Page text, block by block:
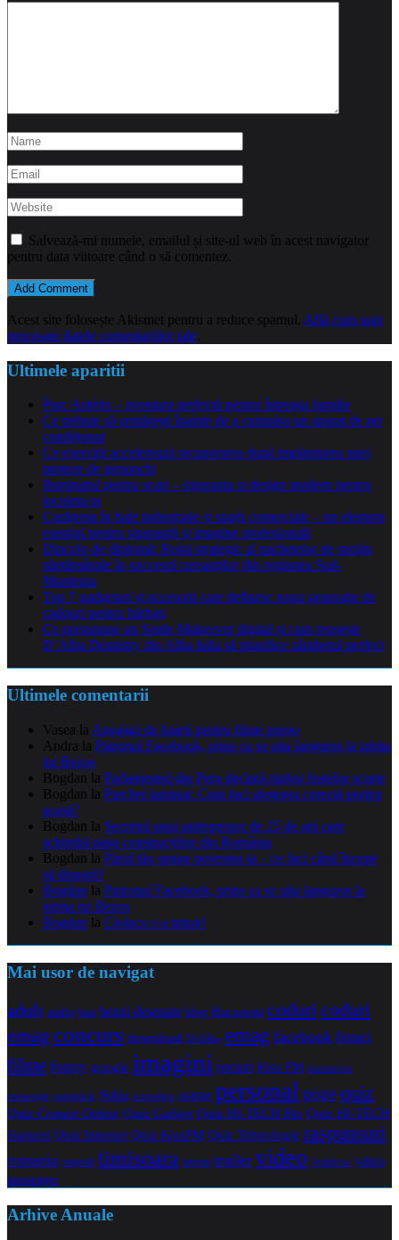
Salvează-mi numele, emailul și site-ul web în acest navigator
pentru data viitoare când o să comentez.
Acest site folosește Akismet pentru a reduce spamul. Află cum sunt
procesate datele comentariilor tale
Ultimele aparitii
Parc Astérix – aventura perfectă pentru întreaga familie
Ce trebuie să urmărești înainte de a cumpăra un aparat de aer
condiționat
Ce exerciții accelerează recuperarea după implantarea unei
proteze de genunchi
Iluminatul pentru scari – siguranta si design modern pentru
locuinta ta
Curățenia în hale industriale și spații comerciale – un element
esențial pentru siguranță și imagine profesională
Dincolo de diplomă: Rolul strategic al pachetelor de sprijin
săptămânale în succesul cursanților din regiunea Sud-
Muntenia
Top 7 gadgeturi și accesorii care definesc noua generație de
cadouri pentru bărbați
Ce presupune un Smile Makeover digital și cum reușește
D’Alba Dentistry din Alba Iulia să planifice zâmbetul perfect
Ultimele comentarii
Vasea la Angajari de baieti pentru filme porno
Andra la Patronul Facebook, prins ca se uita languros la iubita
lui Bezos
Bogdan la Parlamentul din Peru declară război fustelor scurte
Bogdan la Parchet laminat: Cum faci alegerea corectă pentru
acasă?
Bogdan la Secretul unui antreprenor de 25 de ani care
schimbă piața construcțiilor din România
Bogdan la Părul tău spune povestea ta – ce faci când începe
să dispară?
Bogdan la Patronul Facebook, prins ca se uita languros la
iubita lui Bezos
Bogdan la Ciolacu s-a tatuat!
Mai usor de navigat
adult audio bani benzi desenate blog Bucuresti coduricoduri
emag concurs download DVDRip emag facebook femei
filme funny google imagini jocuri Kiss FM maramures
messenger noiembrie Nokia octombrie orange personal pozequiz
Quiz Comert Online Quiz Gadget Quiz HI-TECH Biz Quiz HI-TECH
Oameni Quiz Internet Quiz KissFM Quiz Tehnologie raspunsuri
romania sugestii timisoara torrent trailer video Vodafone yahoo
messenger
Arhive Anuale